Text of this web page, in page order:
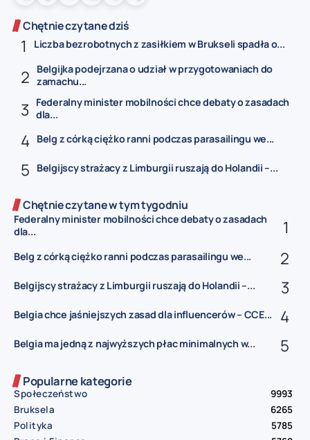
Chętnie czytane dziś
Liczba bezrobotnych z zasiłkiem w Brukseli spadła o...
Belgijka podejrzana o udział w przygotowaniach do
zamachu...
Federalny minister mobilności chce debaty o zasadach
dla...
Belg z córką ciężko ranni podczas parasailingu we...
Belgijscy strażacy z Limburgii ruszają do Holandii –...
Chętnie czytane w tym tygodniu
Federalny minister mobilności chce debaty o zasadach
dla...
Belg z córką ciężko ranni podczas parasailingu we...
Belgijscy strażacy z Limburgii ruszają do Holandii –...
Belgia chce jaśniejszych zasad dla influencerów – CCE...
Belgia ma jedną z najwyższych płac minimalnych w...
Popularne kategorie
Społeczeństwo
9993
Bruksela
6265
Polityka
5785